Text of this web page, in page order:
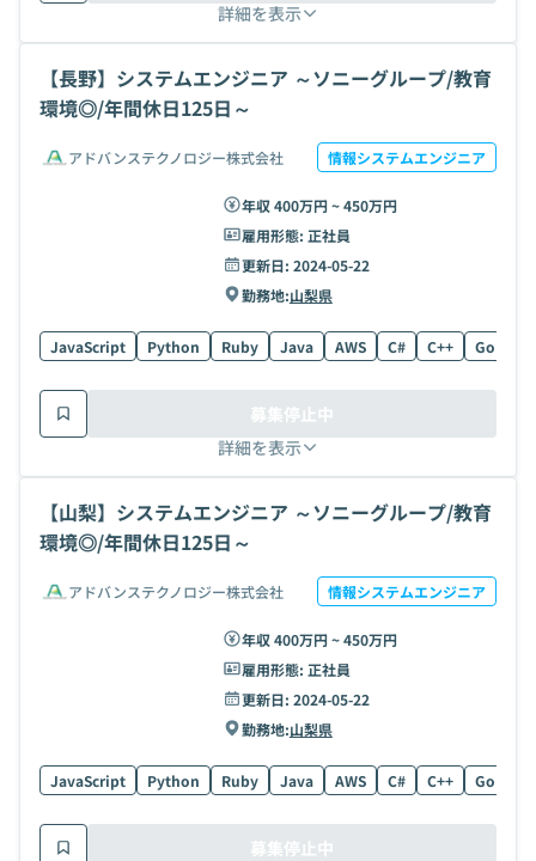
詳細を表示
【長野】システムエンジニア ～ソニーグループ/教育
環境◎/年間休日125日～
アドバンステクノロジー株式会社 情報システムエンジニア
年収 400万円 ~ 450万円
雇用形態: 正社員
更新日: 2024-05-22
勤務地:山梨県
JavaScript Python Ruby Java AWS C# C++ Go
詳細を表示
募集停止中
【山梨】システムエンジニア ～ソニーグループ/教育
環境◎/年間休日125日～
アドバンステクノロジー株式会社 情報システムエンジニア
年収 400万円 ~ 450万円
雇用形態: 正社員
更新日: 2024-05-22
勤務地:山梨県
JavaScript Python Ruby Java AWS C# C++ Go
募集停止中